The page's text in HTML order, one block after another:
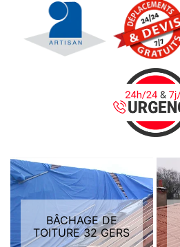
BÂCHAGE DE
TOITURE 32 GERS